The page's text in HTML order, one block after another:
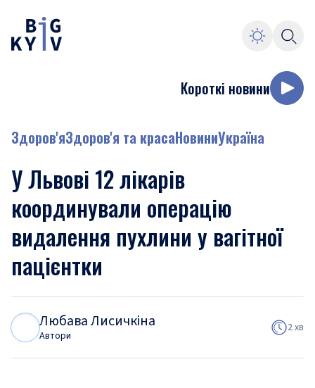
Короткі новини
Здоров'яЗдоров'я та красаНовиниУкраїна
У Львові 12 лікарів
координували операцію
видалення пухлини у вагітної
пацієнтки
Любава Лисичкіна
Автори
2 хв